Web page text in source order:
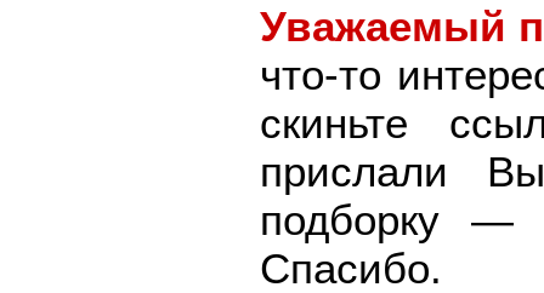
Уважаемый
что-то
скиньте
прислали
подборку —
Спасибо.